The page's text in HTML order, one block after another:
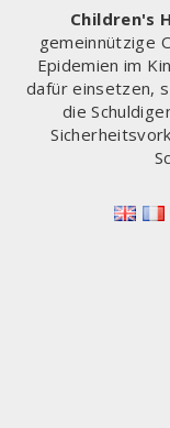
Children's
gemeinnützige
Epidemien im
dafür einsetzen,
die